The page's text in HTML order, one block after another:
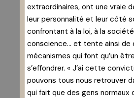
extraordinaires, ont une vraie
leur personnalité et leur côté
confrontant à la loi, à la
conscience… et tente ainsi
mécanismes qui font qu’un
s’effondrer. « J’ai cette
pouvons tous nous retrouver
qui fait que des gens